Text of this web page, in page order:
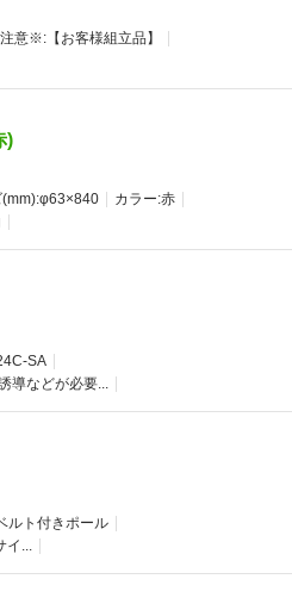
意※:【お客様組立品】
)
(mm):φ63×840
カラー:赤
SA
導などが必要...
ルト付きポール
イ...